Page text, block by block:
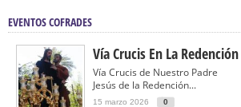
EVENTOS COFRADES
Vía Crucis En La Redención
Vía Crucis de Nuestro Padre
Jesús de la Redención...
15 marzo 2026 0